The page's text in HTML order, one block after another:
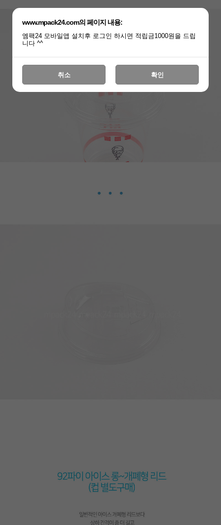
www.mpack24.com의 페이지 내용:
엠팩24 모바일앱 설치후 로그인 하시면 적립금1000원을 드립
니다 ^^
취소 확인